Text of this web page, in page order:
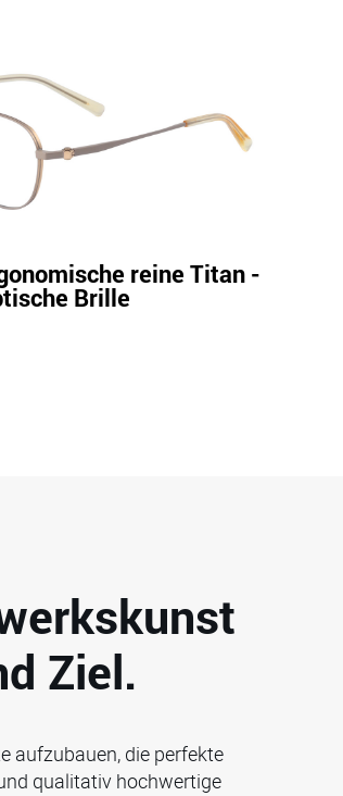
reine Titan -
Brille
Ziel.
aufzubauen, die perfekte
qualitativ hochwertige